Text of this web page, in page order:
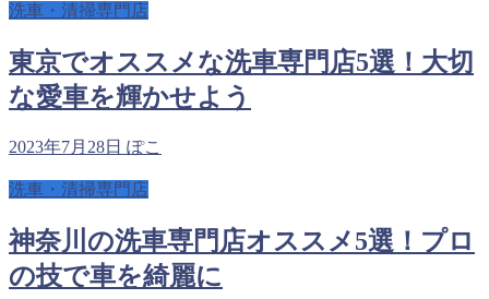
洗車・清掃専門店
東京でオススメな洗車専門店5選！大切
な愛車を輝かせよう
2023年7月28日 ぽこ
洗車・清掃専門店
神奈川の洗車専門店オススメ5選！プロ
の技で車を綺麗に